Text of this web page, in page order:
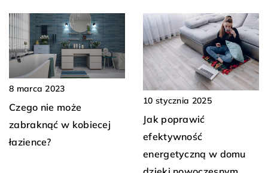
8 marca 2023
Czego nie może
zabraknąć w kobiecej
łazience?
10 stycznia 2025
Jak poprawić
efektywność
energetyczną w domu